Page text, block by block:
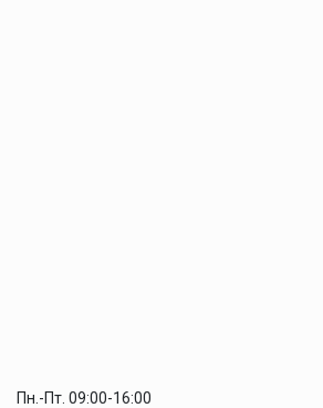
Пн.-Пт. 09:00-16:00